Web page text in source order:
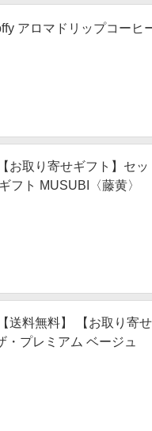
アロマドリップコーヒ
お取り寄せギフト】セ
フト MUSUBI〈藤黄〉
送料無料】 【お取り寄
・プレミアム ベージュ